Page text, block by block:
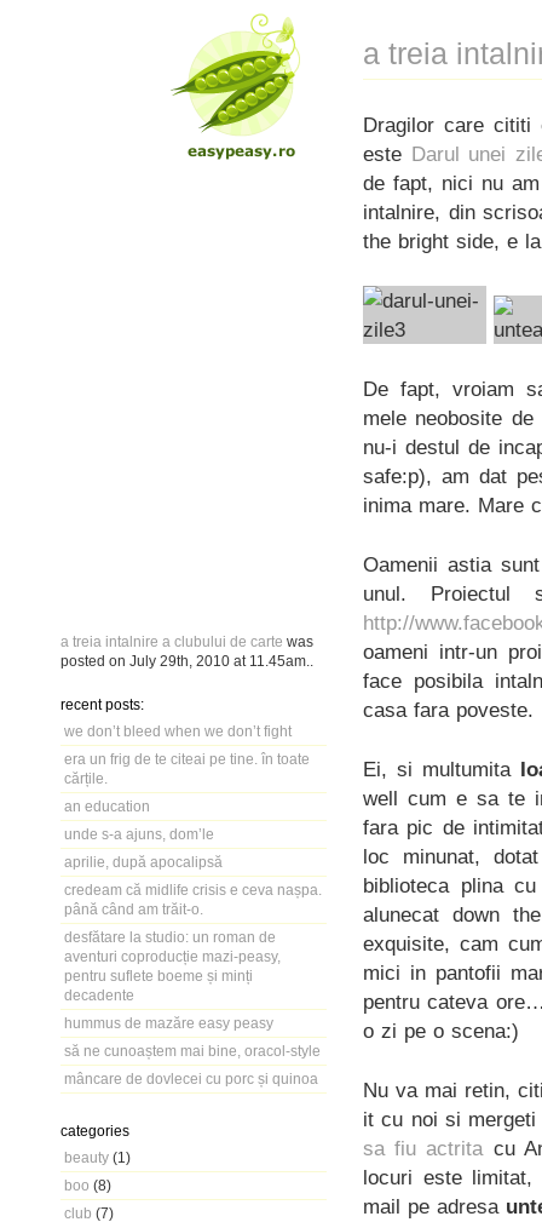
a treia intalnire a clubului de carte was
posted on July 29th, 2010 at 11.45am
recent posts:
we don’t bleed when we don’t fight
era un frig de te citeai pe tine. în toate
cărțile.
an education
unde s-a ajuns, dom’le
aprilie, după apocalipsă
credeam că midlife crisis e ceva nașpa.
până când am trăit-o.
desfătare la studio: un roman de
aventuri coproducție mazi-peasy,
pentru suflete boeme și minți
decadente
hummus de mazăre easy peasy
să ne cunoaștem mai bine, oracol-style
mâncare de dovlecei cu porc și quinoa
categories
beauty (1)
boo (8)
club (7)
a treia
Dragilor care cititi
este Darul unei
de fapt, nici nu
intalnire, din
the bright side, e
De fapt, vroiam
mele neobosite
nu-i destul de
safe:p), am dat
inima mare. Mare
Oamenii astia
unul.
http://
oameni intr-un
face posibila
casa fara poveste.
Ei, si multumita
well cum e sa te
fara pic de
loc minunat,
biblioteca plina
alunecat down
exquisite, cam
mici in pantofii
pentru cateva
o zi pe o scena:)
Nu va mai retin,
it cu noi si
sa fiu actritacu
locuri este
mail pe adresa